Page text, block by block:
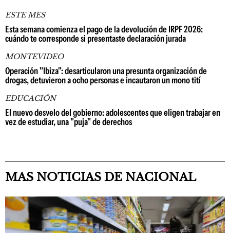
ESTE MES
Esta semana comienza el pago de la devolución de IRPF 2026:
cuándo te corresponde si presentaste declaración jurada
MONTEVIDEO
Operación "Ibiza": desarticularon una presunta organización de
drogas, detuvieron a ocho personas e incautaron un mono tití
EDUCACIÓN
El nuevo desvelo del gobierno: adolescentes que eligen trabajar en
vez de estudiar, una "puja" de derechos
MAS NOTICIAS DE NACIONAL